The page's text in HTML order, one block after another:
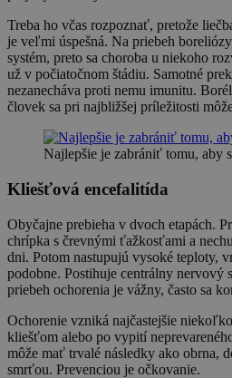
Treba ho včas rozpoznať, pretože
je veľmi úspešná. Na priebeh
systém, preto sa choroba u niekoho
už v počiatočnom štádiu. Samotné
nezanecháva proti nemu imunitu.
človek sa pri najbližšej príležitosti
Najlepšie je zabrániť tomu, aby
Kliešťová encefalitída
Obyčajne prebieha v dvoch etapách.
chrípka s črevnými ťažkosťami a
dni. Potom nastupujú vysoké teploty,
podobne. Postihuje centrálny nervový
priebeh ochorenia je vážny, často sa
Ochorenie vzniká najčastejšie
kliešťom alebo po vypití
môže mať trvalé následky ako obrna,
smrťou. Prevenciou je očkovanie.